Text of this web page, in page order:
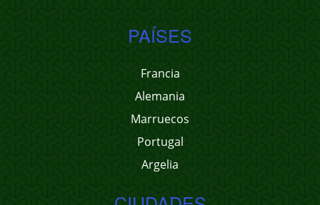
PAÍSES
Francia
Alemania
Marruecos
Portugal
Argelia